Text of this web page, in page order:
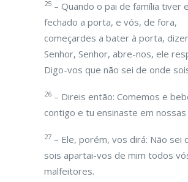
25 – Quando o pai de família tiver
fechado a porta, e vós, de fora,
começardes a bater à porta,
Senhor, Senhor, abre-nos, ele
Digo-vos que não sei de onde
26 – Direis então: Comemos e
contigo e tu ensinaste em nossas
27 – Ele, porém, vos dirá: Não sei
sois apartai-vos de mim todos
malfeitores.